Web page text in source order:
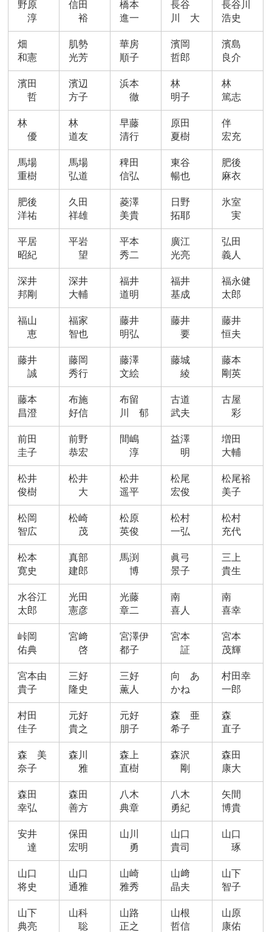
野原
淳
信田
裕
橋本
進一
長谷
川 大
長谷川
浩史
畑
和憲
肌勢
光芳
華房
順子
濱岡
哲郎
濱島
良介
濱田
哲
濱辺
方子
浜本
徹
林
明子
林
篤志
林
優
林
道友
早藤
清行
原田
夏樹
伴
宏充
馬場
重樹
馬場
弘道
稗田
信弘
東谷
暢也
肥後
麻衣
肥後
洋祐
久田
祥雄
菱澤
美貴
日野
拓耶
氷室
実
平居
昭紀
平岩
望
平本
秀二
廣江
光亮
弘田
義人
深井
邦剛
深井
大輔
福井
道明
福井
基成
福永健
太郎
福山
恵
福家
智也
藤井
明弘
藤井
要
藤井
恒夫
藤井
誠
藤岡
秀行
藤澤
文絵
藤城
綾
藤本
剛英
藤本
昌澄
布施
好信
布留
川 郁
古道
武夫
古屋
彩
前田
圭子
前野
恭宏
間嶋
淳
益澤
明
増田
大輔
松井
俊樹
松井
大
松井
遥平
松尾
宏俊
松尾裕
美子
松岡
智広
松崎
茂
松原
英俊
松村
一弘
松村
充代
松本
寛史
真部
建郎
馬渕
博
眞弓
景子
三上
貴生
水谷江
太郎
光田
憲彦
光藤
章二
南
喜人
南
喜幸
峠岡
佑典
宮﨑
啓
宮澤伊
都子
宮本
証
宮本
茂輝
宮本由
貴子
三好
隆史
三好
薫人
向 あ
かね
村田幸
一郎
村田
佳子
元好
貴之
元好
朋子
森 亜
希子
森
直子
森 美
奈子
森川
雅
森上
直樹
森沢
剛
森田
康大
森田
幸弘
森田
善方
八木
典章
八木
勇紀
矢間
博貴
安井
達
保田
宏明
山川
勇
山口
貴司
山口
琢
山口
将史
山口
通雅
山崎
雅秀
山﨑
晶夫
山下
智子
山下
典亮
山科
聡
山路
正之
山根
哲信
山原
康佑